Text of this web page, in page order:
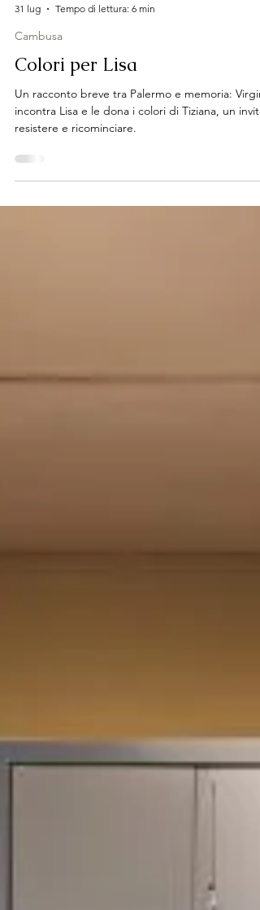
31 lug
Tempo di lettura: 6 min
Cambusa
Colori per Lisa
Un racconto breve tra Palermo e memoria:
resistere e ricominciare.